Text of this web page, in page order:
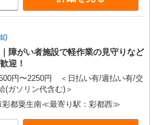
障がい者施設で軽作業の見守りなど
迎！
円〜2250円 ＜日払い有/週払い有/交
(ガソリン代含む)＞
彩都粟生南≪最寄り駅：彩都西≫